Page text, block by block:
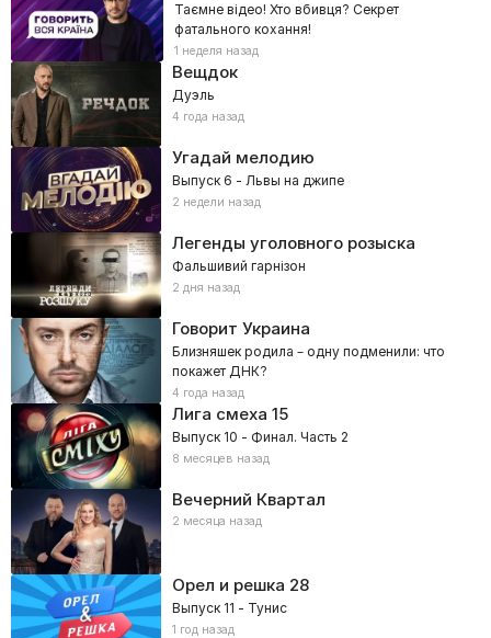
Таємне відео! Хто вбивця? Секрет
фатального кохання!
1 неделя назад
Вещдок
Дуэль
4 года назад
Угадай мелодию
Выпуск 6 - Львы на джипе
2 недели назад
Легенды уголовного розыска
Фальшивий гарнізон
2 дня назад
Говорит Украина
Близняшек родила – одну подменили: что
покажет ДНК?
4 года назад
Лига смеха 15
Выпуск 10 - Финал. Часть 2
8 месяцев назад
Вечерний Квартал
2 месяца назад
Орел и решка 28
Выпуск 11 - Тунис
1 год назад